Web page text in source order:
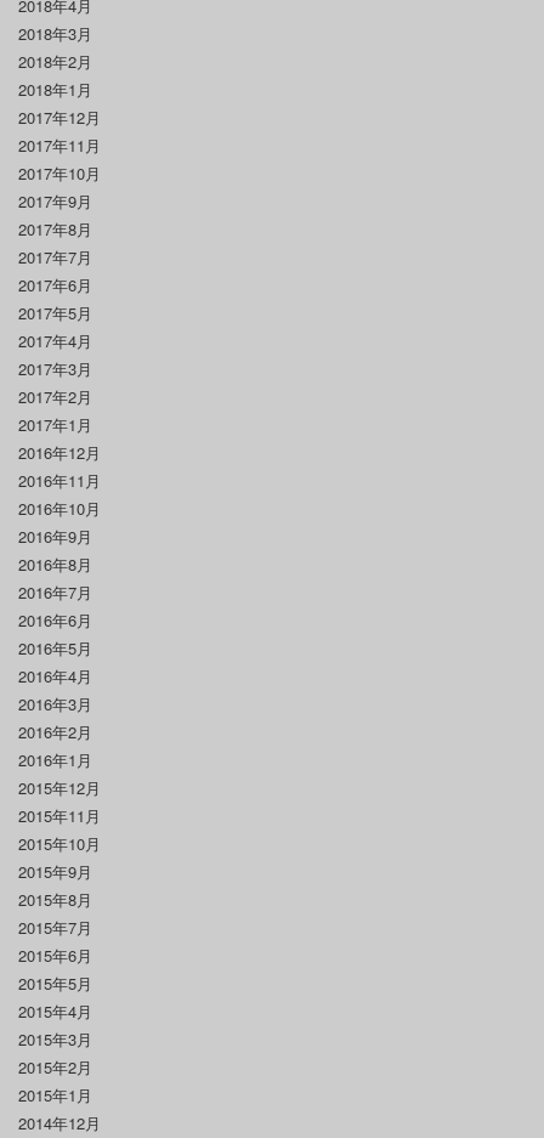
2018年4月
2018年3月
2018年2月
2018年1月
2017年12月
2017年11月
2017年10月
2017年9月
2017年8月
2017年7月
2017年6月
2017年5月
2017年4月
2017年3月
2017年2月
2017年1月
2016年12月
2016年11月
2016年10月
2016年9月
2016年8月
2016年7月
2016年6月
2016年5月
2016年4月
2016年3月
2016年2月
2016年1月
2015年12月
2015年11月
2015年10月
2015年9月
2015年8月
2015年7月
2015年6月
2015年5月
2015年4月
2015年3月
2015年2月
2015年1月
2014年12月